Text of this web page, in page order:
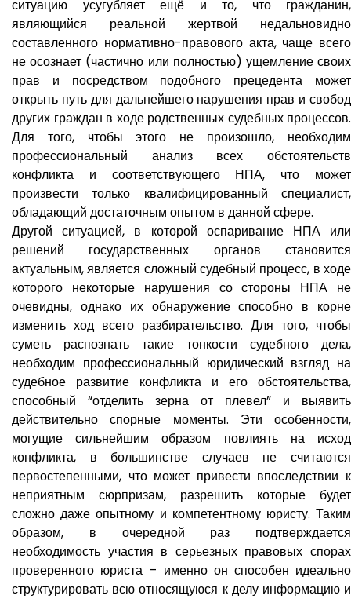
ситуацию усугубляет ещё и то, что гражданин,
являющийся реальной жертвой недальновидно
составленного нормативно-правового акта, чаще всего
не осознает (частично или полностью) ущемление своих
прав и посредством подобного прецедента может
открыть путь для дальнейшего нарушения прав и свобод
других граждан в ходе родственных судебных процессов.
Для того, чтобы этого не произошло, необходим
профессиональный анализ всех обстоятельств
конфликта и соответствующего НПА, что может
произвести только квалифицированный специалист,
обладающий достаточным опытом в данной сфере.
Другой ситуацией, в которой оспаривание НПА или
решений государственных органов становится
актуальным, является сложный судебный процесс, в ходе
которого некоторые нарушения со стороны НПА не
очевидны, однако их обнаружение способно в корне
изменить ход всего разбирательство. Для того, чтобы
суметь распознать такие тонкости судебного дела,
необходим профессиональный юридический взгляд на
судебное развитие конфликта и его обстоятельства,
способный “отделить зерна от плевел” и выявить
действительно спорные моменты. Эти особенности,
могущие сильнейшим образом повлиять на исход
конфликта, в большинстве случаев не считаются
первостепенными, что может привести впоследствии к
неприятным сюрпризам, разрешить которые будет
сложно даже опытному и компетентному юристу. Таким
образом, в очередной раз подтверждается
необходимость участия в серьезных правовых спорах
проверенного юриста – именно он способен идеально
структурировать всю относящуюся к делу информацию и